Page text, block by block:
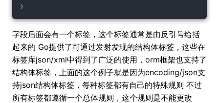
}
字段后面会有一个标签，这个标签通常是由反引号给括
起来的 Go提供了可通过发射发现的结构体标签，这些在
标签库json/xml中得到了广泛的使用，orm框架也支持了
结构体标签，上面的这个例子就是因为encoding/json支
持json结构体标签，每种标签都有自己的特殊规则 不过
所有标签都遵循一个总体规则，这个规则是不能更改